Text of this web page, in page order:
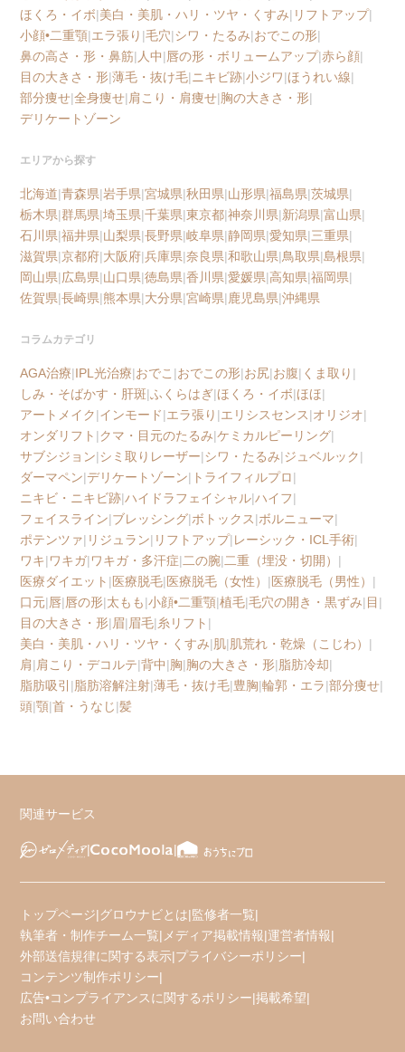
ほくろ・イボ|美白・美肌・ハリ・ツヤ・くすみ| リフトアップ|
小顔•二重顎|エラ張り |毛穴|シワ・たるみ|おでこの形|
鼻の高さ・形・鼻筋| 人中|唇の形・ボリュームアップ|赤ら顔|
目の大きさ・形|薄毛・抜け毛| ニキビ跡|小ジワ|ほうれい線|
部分痩せ|全身痩せ|肩こり・肩痩せ|胸の大きさ・形|
デリケートゾーン
エリアから探す
北海道|青森県|岩手県|宮城県|秋田県|山形県|福島県|茨城県|
栃木県|群馬県|埼玉県|千葉県|東京都|神奈川県|新潟県|富山県|
石川県|福井県|山梨県|長野県|岐阜県|静岡県|愛知県|三重県|
滋賀県|京都府|大阪府|兵庫県|奈良県|和歌山県|鳥取県|島根県|
岡山県|広島県|山口県|徳島県|香川県|愛媛県|高知県|福岡県|
佐賀県|長崎県|熊本県|大分県|宮崎県|鹿児島県|沖縄県
コラムカテゴリ
AGA治療|IPL光治療|おでこ |おでこの形|お尻|お腹| くま取り |
しみ・そばかす・肝斑|ふくらはぎ|ほくろ・イボ|ほほ|
アートメイク|インモード|エラ張り |エリシスセンス|オリジオ|
オンダリフト |クマ・目元のたるみ|ケミカルピーリング|
サブシジョン|シミ取りレーザー|シワ・たるみ|ジュベルック|
ダーマペン|デリケートゾーン| トライフィルプロ|
ニキビ・ニキビ跡|ハイドラフェイシャル|ハイフ|
フェイスライン|ブレッシング|ボトックス|ボルニューマ|
ポテンツァ| リジュラン| リフトアップ|レーシック・ICL手術|
ワキ|ワキガ|ワキガ・多汗症|二の腕|二重（埋没・切開） |
医療ダイエット |医療脱毛|医療脱毛（女性） |医療脱毛（男性） |
口元|唇|唇の形|太もも|小顔•二重顎|植毛|毛穴の開き・黒ずみ|目 |
目の大きさ・形|眉|眉毛|糸リフト |
美白・美肌・ハリ・ツヤ・くすみ|肌|肌荒れ・乾燥（こじわ） |
肩|肩こり・デコルテ|背中|胸|胸の大きさ・形|脂肪冷却|
脂肪吸引 |脂肪溶解注射|薄毛・抜け毛|豊胸|輪郭・エラ|部分痩せ|
頭|顎|首・うなじ|髪
関連サービス
トップページ|グロウナビとは|監修者一覧|
執筆者・制作チーム一覧| メディア掲載情報|運営者情報|
外部送信規律に関する表示|プライバシーポリシー|
コンテンツ制作ポリシー|
広告•コンプライアンスに関するポリシー|掲載希望|
お問い合わせ